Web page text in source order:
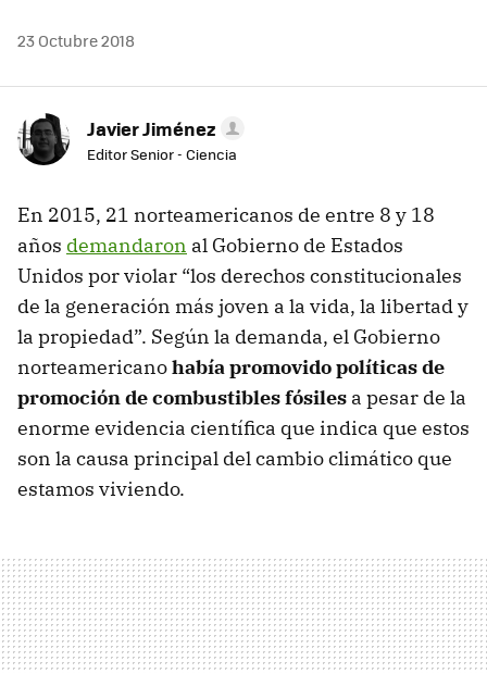
23 Octubre 2018
Javier Jiménez
Editor Senior - Ciencia
En 2015, 21 norteamericanos de entre 8 y 18
años demandaron al Gobierno de Estados
Unidos por violar “los derechos constitucionales
de la generación más joven a la vida, la libertad y
la propiedad”. Según la demanda, el Gobierno
norteamericanohabía promovido políticas de
promoción de combustibles fósiles a pesar de la
enorme evidencia científica que indica que estos
son la causa principal del cambio climático que
estamos viviendo.